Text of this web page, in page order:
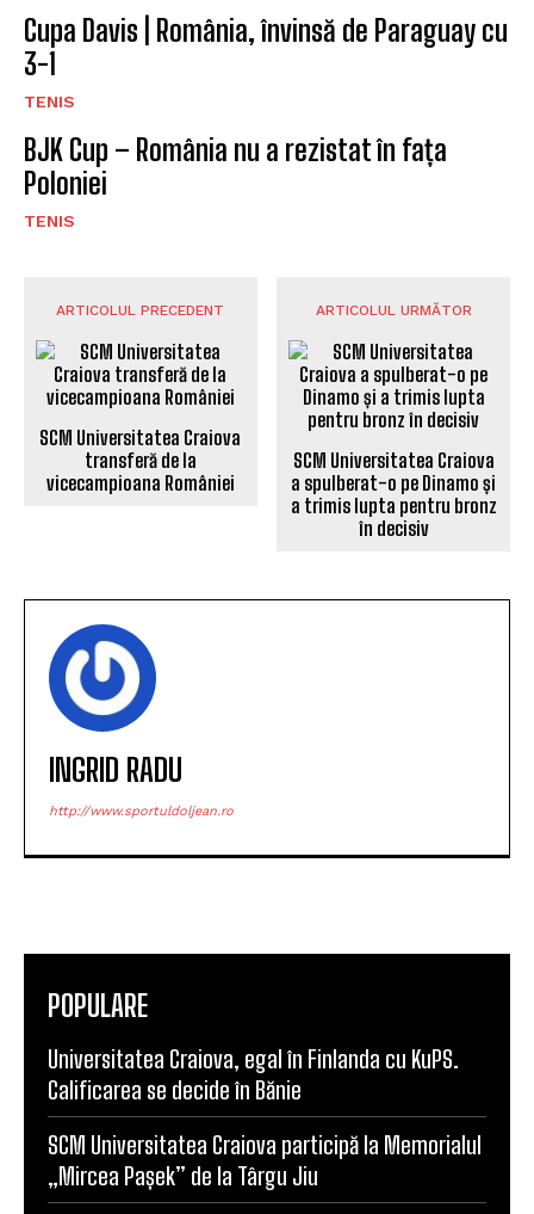
Cupa Davis | România, învinsă de Paraguay cu
3-1
TENIS
BJK Cup – România nu a rezistat în fața
Poloniei
TENIS
ARTICOLUL PRECEDENT
SCM Universitatea Craiova
transferă de la
vicecampioana României
ARTICOLUL URMĂTOR
SCM Universitatea Craiova
a spulberat-o pe Dinamo și
a trimis lupta pentru bronz
în decisiv
INGRID RADU
http://www.sportuldoljean.ro
POPULARE
Universitatea Craiova, egal în Finlanda cu KuPS.
Calificarea se decide în Bănie
SCM Universitatea Craiova participă la Memorialul
„Mircea Pașek” de la Târgu Jiu